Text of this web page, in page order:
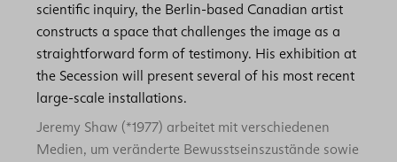
scientific inquiry, the Berlin-based Canadian artist
constructs a space that challenges the image as a
straightforward form of testimony. His exhibition at
the Secession will present several of his most recent
large-scale installations.
Jeremy Shaw (*1977) arbeitet mit verschiedenen
Medien, um veränderte Bewusstseinszustände sowie